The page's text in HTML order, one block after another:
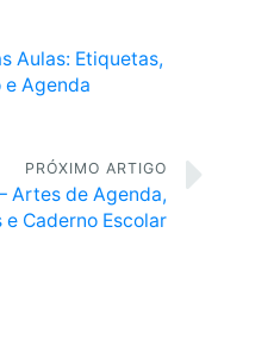
Aulas: Etiquetas,
e Agenda
PRÓXIMO ARTIGO
Artes de Agenda,
e Caderno Escolar